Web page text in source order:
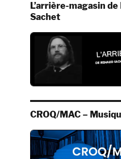
L’arrière-magasin de
Sachet
CROQ/MAC –